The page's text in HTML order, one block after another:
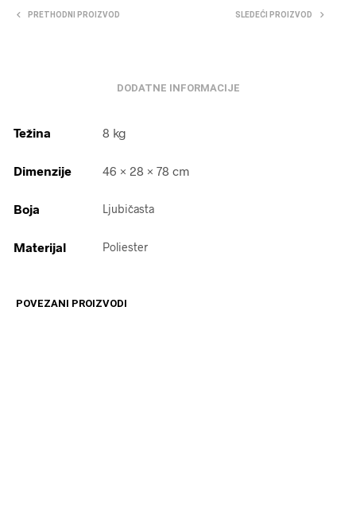
PRETHODNI PROIZVOD SLEDEĆI PROIZVOD
DODATNE INFORMACIJE
Težina 8 kg
Dimenzije 46 × 28 × 78 cm
Boja Ljubičasta
Materijal Poliester
POVEZANI PROIZVODI